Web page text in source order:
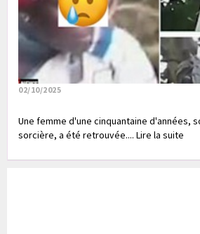
02/10/2025
Une femme d'une cinquantaine d'années,
sorcière, a été retrouvée.... Lire la suite